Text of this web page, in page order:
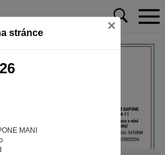
stránce ×
MANI